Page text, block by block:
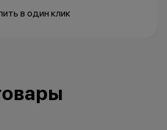
в один клик